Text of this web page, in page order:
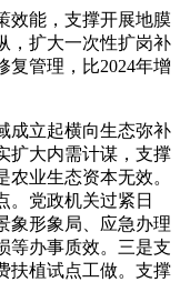
能，支撑开展地膜
，扩大一次性扩岗补
复管理，比2024年增
立起横向生态弥补
扩大内需计谋，支撑
业生态资本无效。
。党政机关过紧日
象形象局、应急办理
等办事质效。三是支
扶植试点工做。支撑